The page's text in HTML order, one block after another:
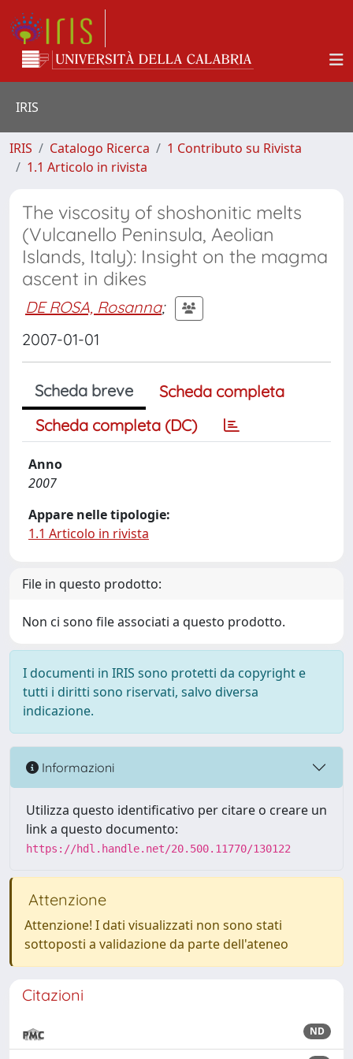
IRIS
IRIS Catalogo Ricerca
1 Contributo su Rivista
1.1 Articolo in rivista
The viscosity of shoshonitic melts
(Vulcanello Peninsula, Aeolian
Islands, Italy): Insight on the magma
ascent in dikes
DE ROSA, Rosanna;
2007-01-01
Scheda breve
Scheda completa
Scheda completa (DC)
Anno
2007
Appare nelle tipologie:
1.1 Articolo in rivista
File in questo prodotto:
Non ci sono file associati a questo prodotto.
I documenti in IRIS sono protetti da copyright e
tutti i diritti sono riservati, salvo diversa
indicazione.
Informazioni
Utilizza questo identificativo per citare o creare un
link a questo documento:
https://hdl.handle.net/20.500.11770/130122
Attenzione
Attenzione! I dati visualizzati non sono stati
sottoposti a validazione da parte dell'ateneo
Citazioni
ND